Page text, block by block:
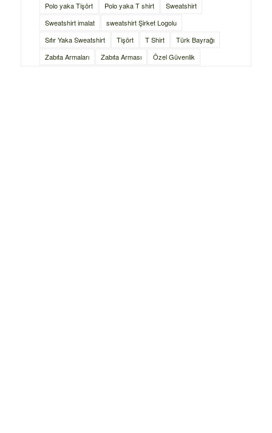
Polo yaka Tişört
Polo yaka T shirt
Sweatshirt
Sweatshirt imalat
sweatshirt Şirket Logolu
Sıfır Yaka Sweatshirt
Tişört T Shirt
Türk Bayrağı
Zabıta Armaları
Zabıta Arması Özel Güvenlik